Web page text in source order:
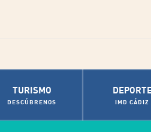
TURISMO
DESCÚBRENOS IMD CÁDIZ